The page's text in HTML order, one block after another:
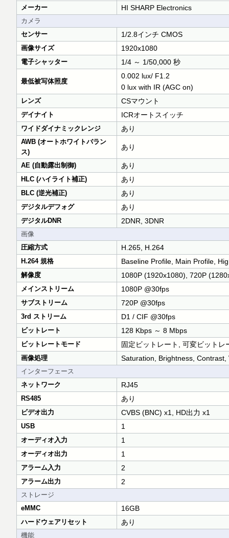
メーカー HI SHARP Electronics
カメラ
センサー
1/2.8インチ CMOS
画像サイズ 1920x1080
電子シャッター 1/4 ～ 1/50,000 秒
最低被写体照度
0.002 lux/ F1.2
0 lux with IR (AGC on)
レンズ CSマウント
デイナイト ICRオートスイッチ
ワイドダイナミックレンジ あり
AWB (オートホワイトバラン
ス)
あり
AE (自動露出制御) あり
HLC (ハイライト補正) あり
BLC (逆光補正) あり
デジタルデフォグ あり
デジタルDNR 2DNR, 3DNR
画像
圧縮方式
H.265, H.264
H.264 規格 Baseline Profile, Main Profile,
解像度 1080P (1920x1080), 720P
メインストリーム 1080P @30fps
サブストリーム 720P @30fps
3rd ストリーム D1 / CIF @30fps
ビットレート 128 Kbps ～ 8 Mbps
ビットレートモード 固定ビットレート, 可変ビットレ
画像処理 Saturation, Brightness,
インターフェース
ネットワーク
RJ45
RS485 あり
ビデオ出力 CVBS (BNC) x1, HD出力 x1
USB 1
オーディオ入力 1
オーディオ出力 1
アラーム入力 2
アラーム出力 2
ストレージ
eMMC
16GB
ハードウェアリセット あり
機能